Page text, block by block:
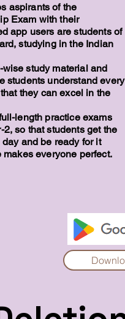
aspirants of the
Exam with their
app users are students of
studying in the Indian
study material and
students understand every
they can excel in the
length practice exams
so that students get the
and be ready for it
everyone perfect.